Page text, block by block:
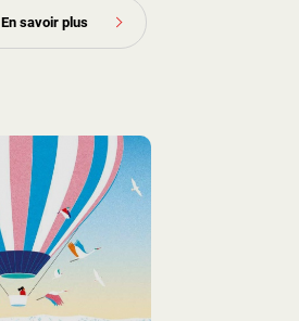
En savoir plus